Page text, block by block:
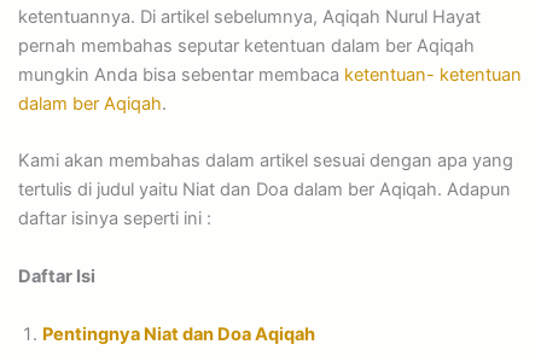
ketentuannya. Di artikel sebelumnya, Aqiqah Nurul Hayat
pernah membahas seputar ketentuan dalam ber Aqiqah
mungkin Anda bisa sebentar membaca ketentuan- ketentuan
dalam ber Aqiqah.
Kami akan membahas dalam artikel sesuai dengan apa yang
tertulis di judul yaitu Niat dan Doa dalam ber Aqiqah. Adapun
daftar isinya seperti ini :
Daftar Isi
Pentingnya Niat dan Doa Aqiqah